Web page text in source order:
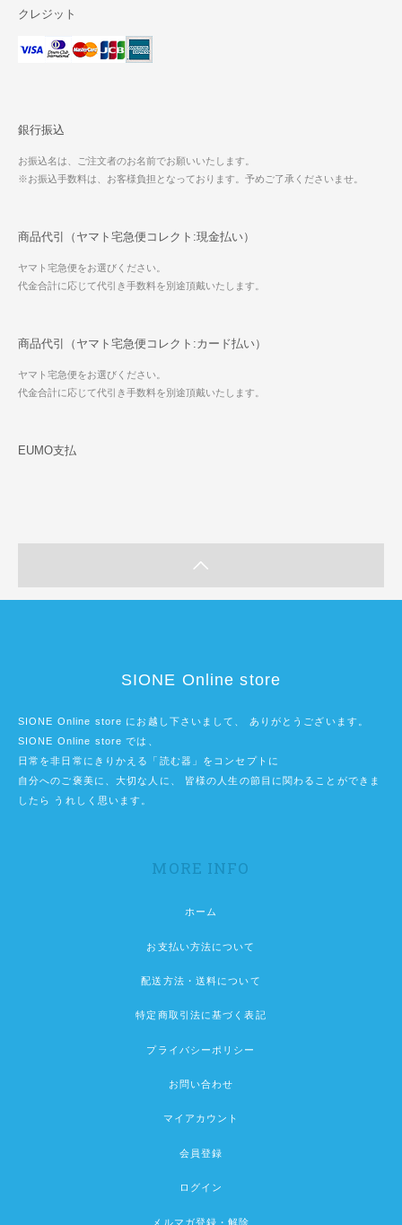
クレジット
銀行振込
お振込名は、ご注文者のお名前でお願いいたします。
※お振込手数料は、お客様負担となっております。予めご了承くださいませ。
商品代引（ヤマト宅急便コレクト:現金払い）
ヤマト宅急便をお選びください。
代金合計に応じて代引き手数料を別途頂戴いたします。
商品代引（ヤマト宅急便コレクト:カード払い）
ヤマト宅急便をお選びください。
代金合計に応じて代引き手数料を別途頂戴いたします。
EUMO支払
SIONE Online store
SIONE Online store にお越し下さいまして、 ありがとうございます。
SIONE Online store では、
日常を非日常にきりかえる「読む器」をコンセプトに
自分へのご褒美に、大切な人に、 皆様の人生の節目に関わることができま
したら うれしく思います。
MORE INFO
ホーム
お支払い方法について
配送方法・送料について
特定商取引法に基づく表記
プライバシーポリシー
お問い合わせ
マイアカウント
会員登録
ログイン
メルマガ登録・解除